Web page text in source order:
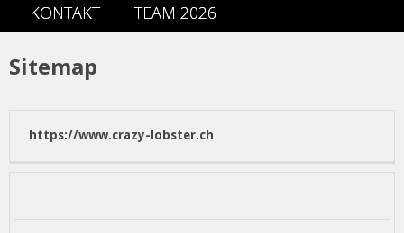
KONTAKT
TEAM 2026
Sitemap
https://www.crazy-lobster.ch